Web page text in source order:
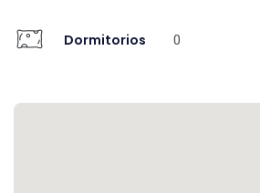
Dormitorios 0